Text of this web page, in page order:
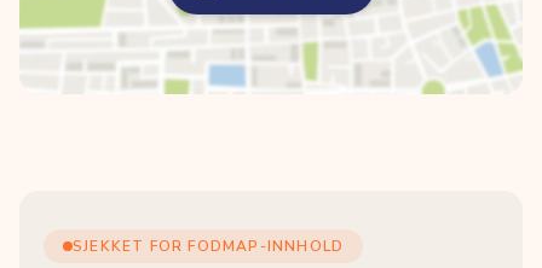
SJEKKET FOR FODMAP-INNHOLD